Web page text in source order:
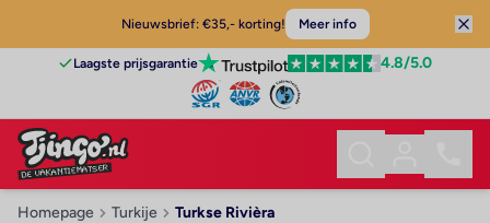
Nieuwsbrief: €35,- korting! Meer info
Laagste prijsgarantie 4.8/5.0
Homepage Turkije Turkse Rivièra